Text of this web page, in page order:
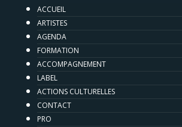
ACCUEIL
ARTISTES
AGENDA
FORMATION
ACCOMPAGNEMENT
LABEL
ACTIONS CULTURELLES
CONTACT
PRO